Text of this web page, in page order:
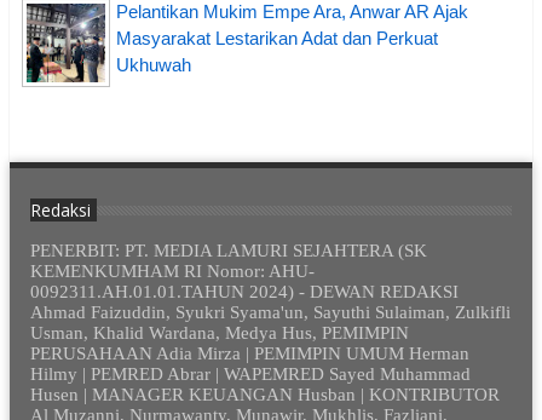
Pelantikan Mukim Empe Ara, Anwar AR Ajak
Masyarakat Lestarikan Adat dan Perkuat
Ukhuwah
Redaksi
PENERBIT: PT. MEDIA LAMURI SEJAHTERA (SK
KEMENKUMHAM RI Nomor: AHU-
0092311.AH.01.01.TAHUN 2024) - DEWAN REDAKSI
Ahmad Faizuddin, Syukri Syama'un, Sayuthi Sulaiman, Zulkifli
Usman, Khalid Wardana, Medya Hus, PEMIMPIN
PERUSAHAAN Adia Mirza | PEMIMPIN UMUM Herman
Hilmy | PEMRED Abrar | WAPEMRED Sayed Muhammad
Husen | MANAGER KEUANGAN Husban | KONTRIBUTOR
Al Muzanni, Nurmawanty, Munawir, Mukhlis, Fazliani,